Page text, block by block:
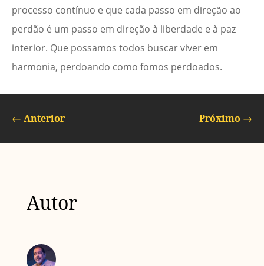
processo contínuo e que cada passo em direção ao
perdão é um passo em direção à liberdade e à paz
interior. Que possamos todos buscar viver em
harmonia, perdoando como fomos perdoados.
← Anterior Próximo →
Autor